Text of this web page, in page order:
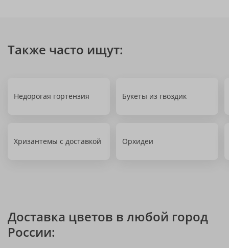
Также часто ищут:
Недорогая гортензия Букеты из гвоздик
Хризантемы с доставкой Орхидеи
Доставка цветов в любой город
России: